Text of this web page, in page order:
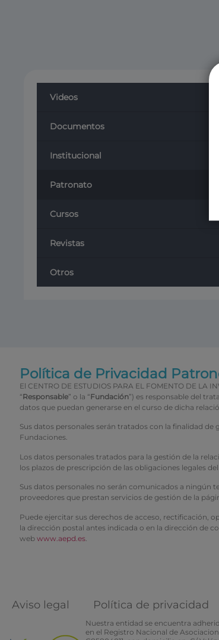
Videos
Documentos
Institucional
Patronato
Cursos
Revistas
Otros
Política de Privacidad
El CENTRO DE ESTUDIOS PARA EL FOMENTO DE
“Responsable” o la “Fundación”) es responsable del
datos que puedan generarse en el curso de dicha
Sus datos personales serán tratados con la finalidad
Fundaciones.
Los datos personales tratados para la gestión de la
los plazos de prescripción de las obligaciones legales
Sus datos personales no serán comunicados a ningún
proveedores que prestan servicios de gestión de la
Puede ejercitar sus derechos de acceso,
la dirección postal antes indicada o en la dirección de
web www.aepd.es
Aviso legal Política de privacidad
Nuestra entidad se encuentra
en el Registro Nacional de